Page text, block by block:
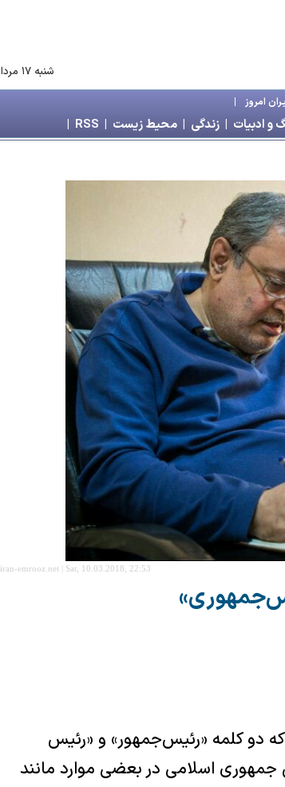
شنبه ۱۷ مرداد ۱۴۰۵
امروز |
و ادبيات | زندگی | محیط زیست |
RSS
|
iran-emrooz.net | Sat, 10.03.2018, 22:53
دو کلمه «رئیس‌جمهور» و «رئیس
اسلامی در بعضی موارد مانند